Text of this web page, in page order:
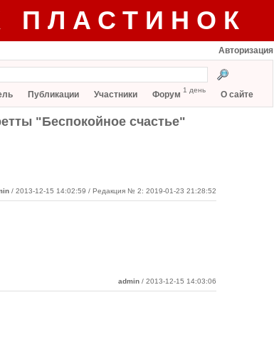
ПЛАСТИНОК
Авторизация
Публикации Участники Форум 1 день О сайте
"Беспокойное счастье"
/ 2013-12-15 14:02:59 / Редакция № 2: 2019-01-23 21:28:52
admin / 2013-12-15 14:03:06